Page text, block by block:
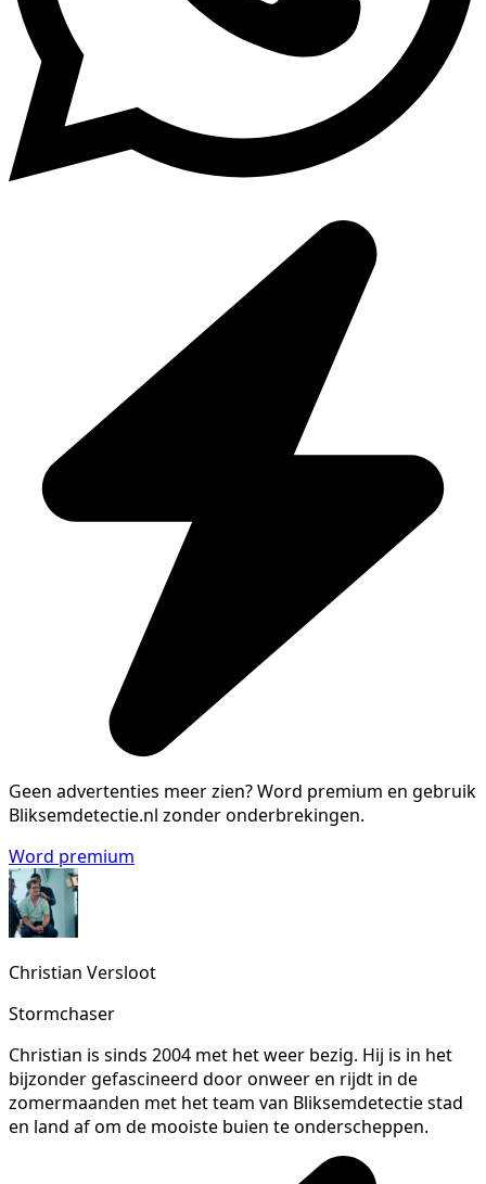
Geen advertenties meer zien?Word premium en gebruik
Bliksemdetectie.nl zonder onderbrekingen.
Word premium
Christian Versloot
Stormchaser
Christian is sinds 2004 met het weer bezig. Hij is in het
bijzonder gefascineerd door onweer en rijdt in de
zomermaanden met het team van Bliksemdetectie stad
en land af om de mooiste buien te onderscheppen.